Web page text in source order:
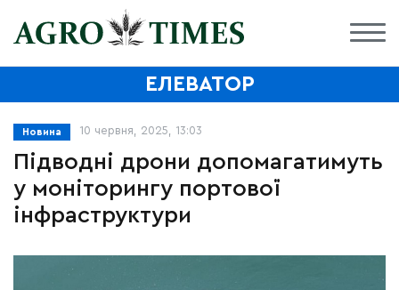
ЕЛЕВАТОР
Новина 10 червня, 2025, 13:03
Підводні дрони допомагатимуть
у моніторингу портової
інфраструктури